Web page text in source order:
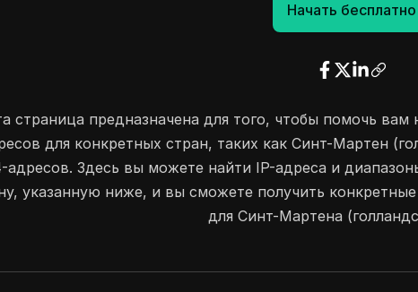
Начать бесплатно
страница предназначена для того, чтобы помочь
для конкретных стран, таких как Синт-Мартен
адресов. Здесь вы можете найти IP-адреса и
указанную ниже, и вы сможете получить
для Синт-Мартена